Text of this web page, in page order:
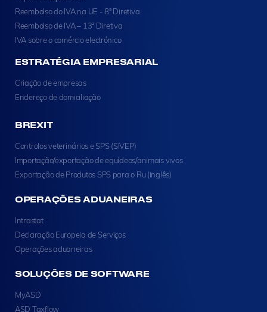
Reembolso do IVA na UE - 8ª Diretiva
Reembolso de IVA – 13ª Diretiva
IVA sobre o comércio electrónico
ESTRATÉGIA EMPRESARIAL
Criação de empresas
Endereço de domiciliação
BREXIT
Controlos veterinários e SPS (SIVEP)
Importação/exportação de equídeos/animais vivos
Exportação de Produtos SPS para o Ru (inglês)
OPERAÇÕES ADUANEIRAS
Intrastat
Declaração Europeia de Serviços
Operações aduaneiras
SOLUÇÕES DE SOFTWARE
MyASD
ASD Taxflow